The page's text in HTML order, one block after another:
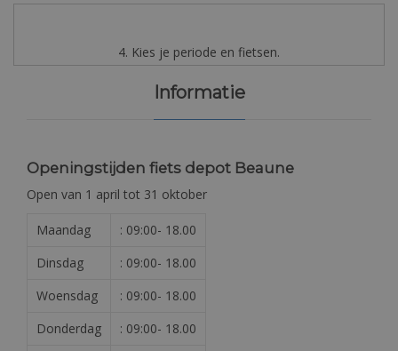
4. Kies je periode en fietsen.
Informatie
Openingstijden fiets depot Beaune
Open van 1 april tot 31 oktober
Maandag
: 09:00- 18.00
Dinsdag
: 09:00- 18.00
Woensdag
: 09:00- 18.00
Donderdag
: 09:00- 18.00